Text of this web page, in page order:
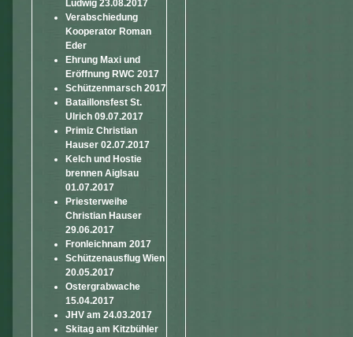
Ludwig 23.08.2017
Verabschiedung
Kooperator Roman
Eder
Ehrung Maxi und
Eröffnung RWC 2017
Schützenmarsch 2017
Bataillonsfest St.
Ulrich 09.07.2017
Primiz Christian
Hauser 02.07.2017
Kelch und Hostie
brennen Aiglsau
01.07.2017
Priesterweihe
Christian Hauser
29.06.2017
Fronleichnam 2017
Schützenausflug Wien
20.05.2017
Ostergrabwache
15.04.2017
JHV am 24.03.2017
Skitag am Kitzbühler